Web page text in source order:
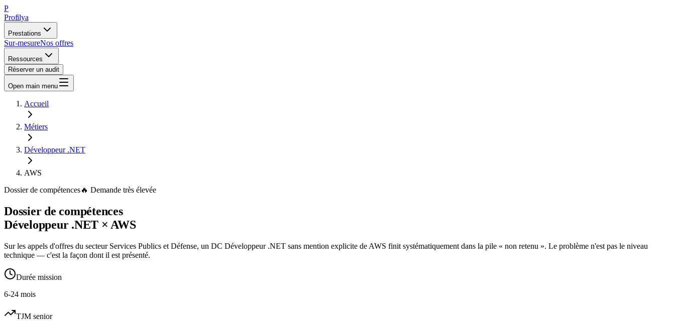
P
Profilya
Prestations
Sur-mesureNos offres
Ressources
Réserver un audit
Open main menu
Accueil
Métiers
Développeur .NET
AWS
Dossier de compétences🔥 Demande très élevée
Dossier de compétences
Développeur .NET × AWS
Sur les appels d'offres du secteur Services Publics et Défense, un DC Développeur .NET sans mention explicite de AWS finit systématiquement dans la pile « non retenu ». Le problème n'est pas le niveau
technique — c'est la façon dont il est présenté.
Durée mission
6-24 mois
TJM senior